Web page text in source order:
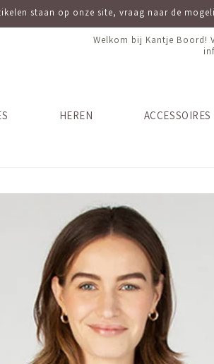
staan op onze site, vraag naar de
Welkom bij Kantje Boord!
HEREN ACCESSOIRES